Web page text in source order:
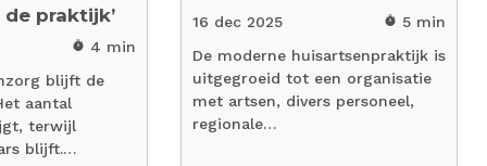
praktijk’
timer 4 min
blijft de
aantal
terwijl
blijft.…
16 dec 2025 timer 5 min
De moderne huisartsenpraktijk is
uitgegroeid tot een organisatie
met artsen, divers personeel,
regionale…